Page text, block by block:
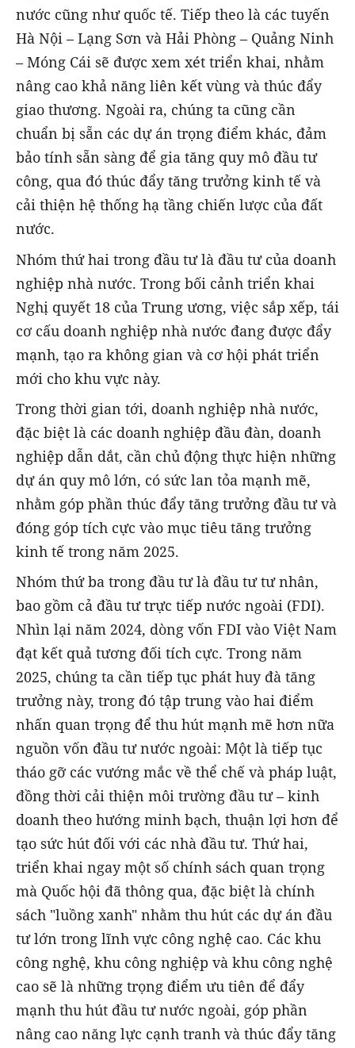
nước cũng như quốc tế. Tiếp theo là các tuyến
Hà Nội – Lạng Sơn và Hải Phòng – Quảng Ninh
– Móng Cái sẽ được xem xét triển khai, nhằm
nâng cao khả năng liên kết vùng và thúc đẩy
giao thương. Ngoài ra, chúng ta cũng cần
chuẩn bị sẵn các dự án trọng điểm khác, đảm
bảo tính sẵn sàng để gia tăng quy mô đầu tư
công, qua đó thúc đẩy tăng trưởng kinh tế và
cải thiện hệ thống hạ tầng chiến lược của đất
nước.
Nhóm thứ hai trong đầu tư là đầu tư của doanh
nghiệp nhà nước. Trong bối cảnh triển khai
Nghị quyết 18 của Trung ương, việc sắp xếp, tái
cơ cấu doanh nghiệp nhà nước đang được đẩy
mạnh, tạo ra không gian và cơ hội phát triển
mới cho khu vực này.
Trong thời gian tới, doanh nghiệp nhà nước,
đặc biệt là các doanh nghiệp đầu đàn, doanh
nghiệp dẫn dắt, cần chủ động thực hiện những
dự án quy mô lớn, có sức lan tỏa mạnh mẽ,
nhằm góp phần thúc đẩy tăng trưởng đầu tư và
đóng góp tích cực vào mục tiêu tăng trưởng
kinh tế trong năm 2025.
Nhóm thứ ba trong đầu tư là đầu tư tư nhân,
bao gồm cả đầu tư trực tiếp nước ngoài (FDI).
Nhìn lại năm 2024, dòng vốn FDI vào Việt Nam
đạt kết quả tương đối tích cực. Trong năm
2025, chúng ta cần tiếp tục phát huy đà tăng
trưởng này, trong đó tập trung vào hai điểm
nhấn quan trọng để thu hút mạnh mẽ hơn nữa
nguồn vốn đầu tư nước ngoài: Một là tiếp tục
tháo gỡ các vướng mắc về thể chế và pháp luật,
đồng thời cải thiện môi trường đầu tư – kinh
doanh theo hướng minh bạch, thuận lợi hơn để
tạo sức hút đối với các nhà đầu tư. Thứ hai,
triển khai ngay một số chính sách quan trọng
mà Quốc hội đã thông qua, đặc biệt là chính
sách "luồng xanh" nhằm thu hút các dự án đầu
tư lớn trong lĩnh vực công nghệ cao. Các khu
công nghệ, khu công nghiệp và khu công nghệ
cao sẽ là những trọng điểm ưu tiên để đẩy
mạnh thu hút đầu tư nước ngoài, góp phần
nâng cao năng lực cạnh tranh và thúc đẩy tăng